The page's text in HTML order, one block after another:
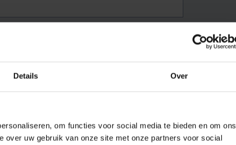
Details Over
om functies voor social media te bieden en om ons
over uw gebruik van onze site met onze partners voor social